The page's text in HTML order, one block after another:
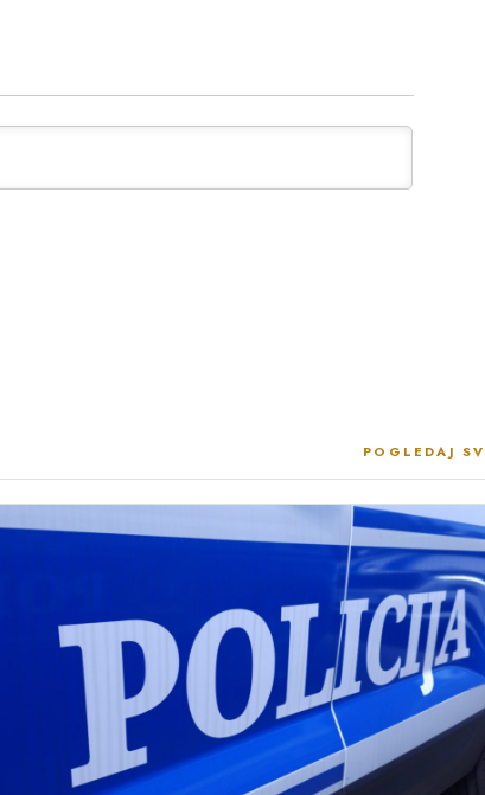
POGLEDAJ